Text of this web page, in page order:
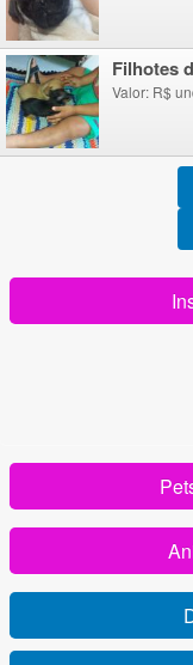
Filhotes
Valor: R$